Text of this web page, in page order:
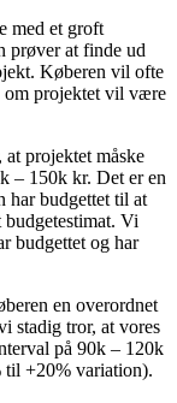
med et groft
prøver at finde ud
Køberen vil ofte
om projektet vil være
projektet måske
– 150k kr. Det er en
har budgettet til at
Vi
budgettet og har
en overordnet
stadig tror, at vores
på 90k – 120k
til +20% variation).